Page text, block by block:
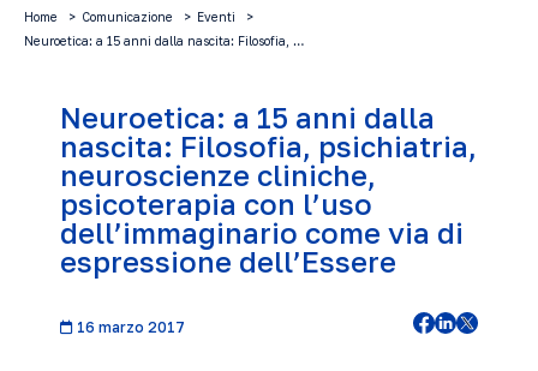
Home Comunicazione
Eventi
Neuroetica: a 15 anni dalla nascita: Filosofia, …
Neuroetica: a 15 anni dalla
nascita: Filosofia, psichiatria,
neuroscienze cliniche,
psicoterapia con l’uso
dell’immaginario come via di
espressione dell’Essere
16 marzo 2017